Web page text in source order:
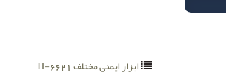
ابزار ایمنی مختلف H-6621